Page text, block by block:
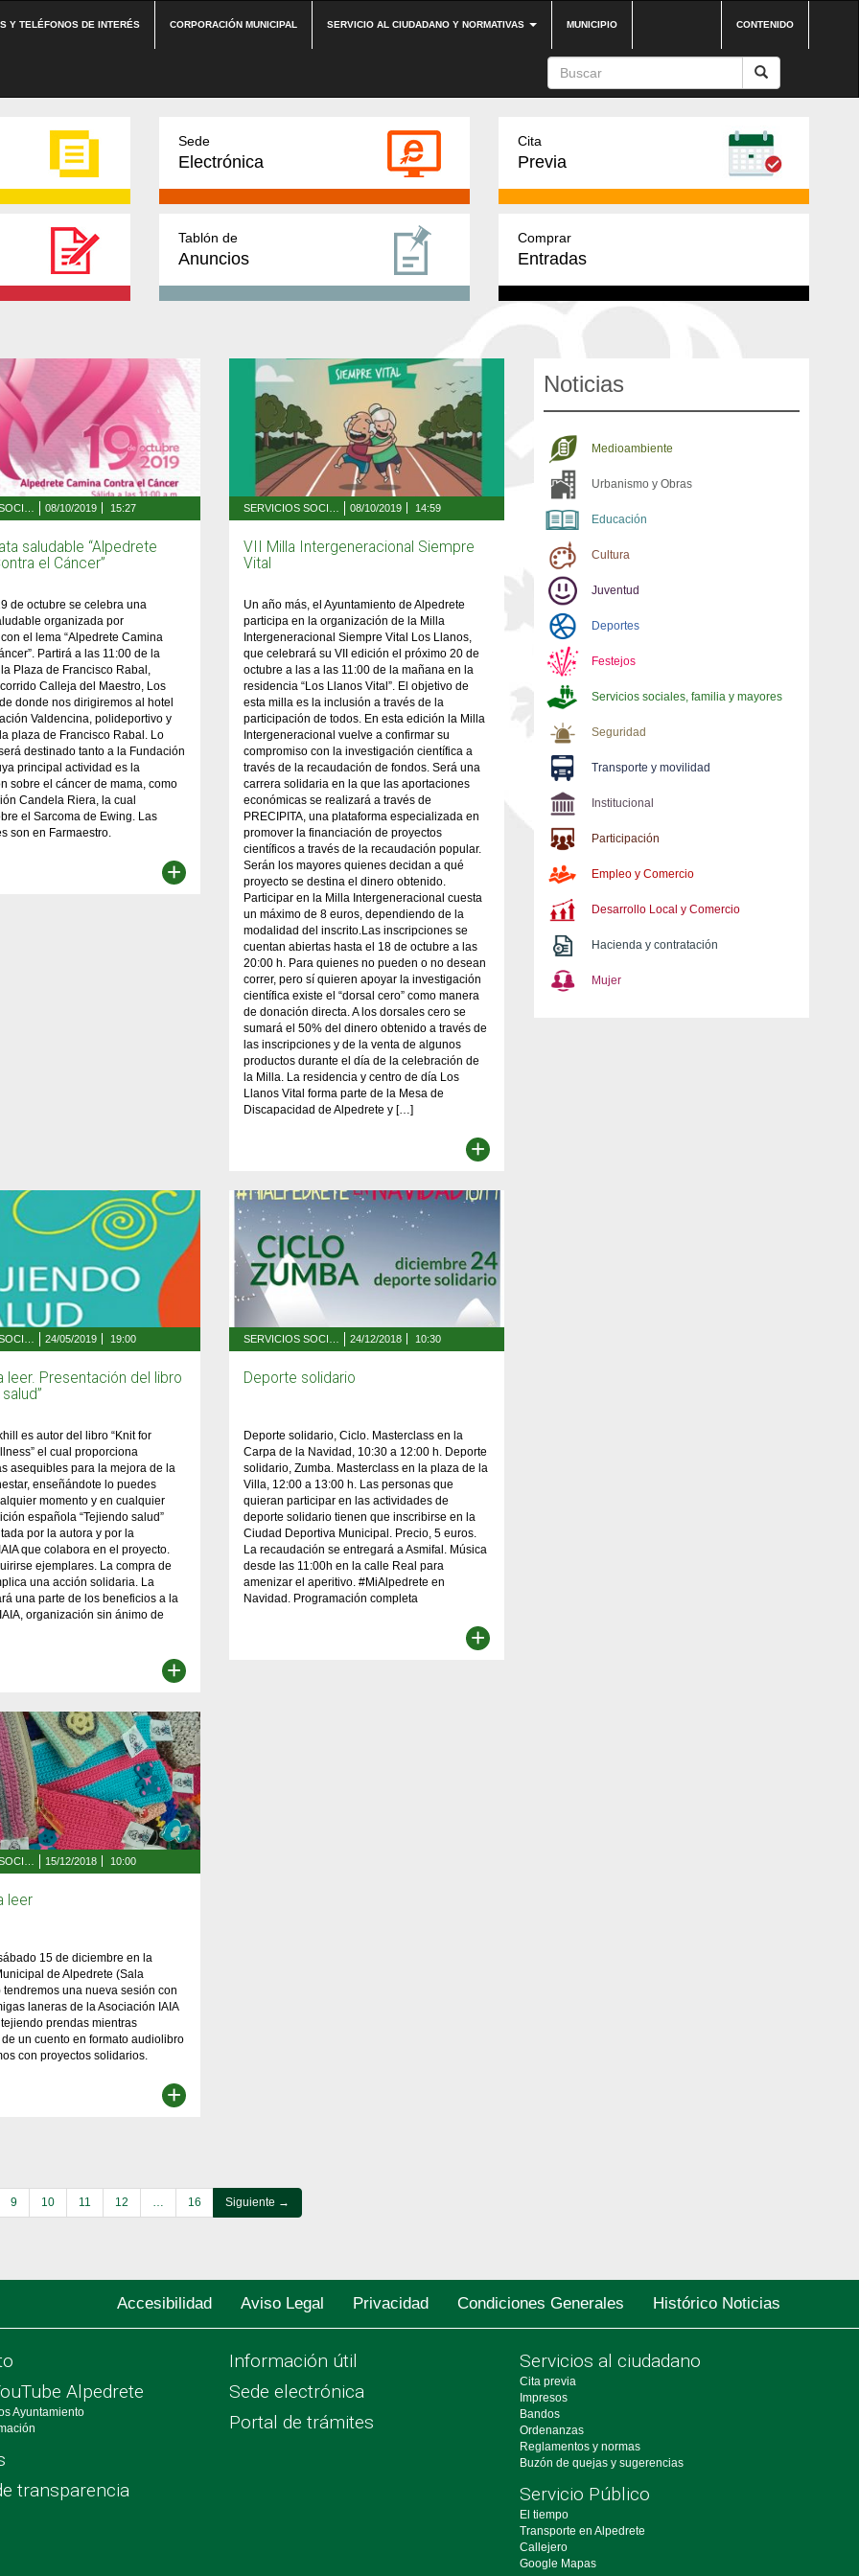
Y TELÉFONOS DE INTERÉS CORPORACIÓN MUNICIPAL SERVICIO AL CIUDADANO Y NORMATIVAS MUNICIPIO CONTENIDO
Sede
Electrónica
Cita
Previa
Tablón de
Anuncios
Comprar
Entradas
08/10/2019 15:27
saludable “Alpedrete
el Cáncer”
de octubre se celebra una
organizada por
el lema “Alpedrete Camina
Partirá a las 11:00 de la
Plaza de Francisco Rabal,
Calleja del Maestro, Los
donde nos dirigiremos al hotel
Valdencina, polideportivo y
plaza de Francisco Rabal. Lo
destinado tanto a la Fundación
principal actividad es la
sobre el cáncer de mama, como
Candela Riera, la cual
el Sarcoma de Ewing. Las
son en Farmaestro.
+
08/10/2019 14:59
VII Milla Intergeneracional Siempre
Vital
Un año más, el Ayuntamiento de Alpedrete
participa en la organización de la Milla
Intergeneracional Siempre Vital Los Llanos,
que celebrará su VII edición el próximo 20 de
octubre a las a las 11:00 de la mañana en la
residencia “Los Llanos Vital”. El objetivo de
esta milla es la inclusión a través de la
participación de todos. En esta edición la Milla
Intergeneracional vuelve a confirmar su
compromiso con la investigación científica a
través de la recaudación de fondos. Será una
carrera solidaria en la que las aportaciones
económicas se realizará a través de
PRECIPITA, una plataforma especializada en
promover la financiación de proyectos
científicos a través de la recaudación popular.
Serán los mayores quienes decidan a qué
proyecto se destina el dinero obtenido.
Participar en la Milla Intergeneracional cuesta
un máximo de 8 euros, dependiendo de la
modalidad del inscrito.Las inscripciones se
cuentan abiertas hasta el 18 de octubre a las
20:00 h. Para quienes no pueden o no desean
correr, pero sí quieren apoyar la investigación
científica existe el “dorsal cero” como manera
de donación directa. A los dorsales cero se
sumará el 50% del dinero obtenido a través de
las inscripciones y de la venta de algunos
productos durante el día de la celebración de
la Milla. La residencia y centro de día Los
Llanos Vital forma parte de la Mesa de
Discapacidad de Alpedrete y […]
+
SERVICIOS SOCIALES, FAMILIA Y MAYORES 24/05/2019 19:00
leer. Presentación del libro
es autor del libro “Knit for
el cual proporciona
asequibles para la mejora de la
enseñándote lo puedes
momento y en cualquier
española “Tejiendo salud”
por la autora y por la
que colabora en el proyecto.
ejemplares. La compra de
una acción solidaria. La
una parte de los beneficios a la
organización sin ánimo de
+
SERVICIOS SOCIALES, FAMILIA Y MAYORES 24/12/2018 10:30
Deporte solidario
Deporte solidario, Ciclo. Masterclass en la
Carpa de la Navidad, 10:30 a 12:00 h. Deporte
solidario, Zumba. Masterclass en la plaza de la
Villa, 12:00 a 13:00 h. Las personas que
quieran participar en las actividades de
deporte solidario tienen que inscribirse en la
Ciudad Deportiva Municipal. Precio, 5 euros.
La recaudación se entregará a Asmifal. Música
desde las 11:00h en la calle Real para
amenizar el aperitivo. #MiAlpedrete en
Navidad. Programación completa
+
15/12/2018 10:00
leer
15 de diciembre en la
de Alpedrete (Sala
tendremos una nueva sesión con
laneras de la Asociación IAIA
prendas mientras
un cuento en formato audiolibro
con proyectos solidarios.
+
9 10 11 12 … 16 Siguiente →
Noticias
Medioambiente
Urbanismo y Obras
Educación
Cultura
Juventud
Deportes
Festejos
Servicios sociales, familia y mayores
Seguridad
Transporte y movilidad
Institucional
Participación
Empleo y Comercio
Desarrollo Local y Comercio
Hacienda y contratación
Mujer
Accesibilidad Aviso Legal Privacidad Condiciones Generales Histórico Noticias
Alpedrete
Ayuntamiento
transparencia
Información útil
Sede electrónica
Portal de trámites
Servicios al ciudadano
Cita previa
Impresos
Bandos
Ordenanzas
Reglamentos y normas
Buzón de quejas y sugerencias
Servicio Público
El tiempo
Transporte en Alpedrete
Callejero
Google Mapas